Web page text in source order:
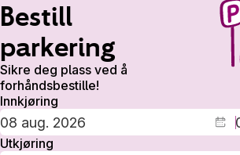
Bestill
parkering
Sikre deg plass ved å
forhåndsbestille!
Innkjøring
Utkjøring